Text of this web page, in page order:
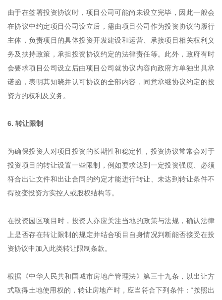
由于在签署投资协议时，项目公司可能尚未设立完毕，因此一般会
在协议中约定项目公司设立后，需由项目公司作为投资协议的履行
主体，负责项目的具体投资开发建设和运营、承接项目相关权利义
务及扶持政策，承担投资协议约定的法律责任等。此外，政府有时
会要求项目公司设立后由项目公司就协议内容向政府方单独出具承
诺函，表明其知晓并认可协议的全部内容，同意承继协议约定的投
资方的权利及义务。
6. 转让限制
为确保投资人对项目投资的长期性和稳定性，投资协议常常会对于
投资项目的转让设置一些限制，例如要求达到一定投资强度、必须
符合出让文件和出让合同的约定才能进行转让、未达到转让条件不
得改变投资方实控人或股权结构等。
在投资园区项目时，投资人亦应关注当地的政策与法规，确认法律
上是否存在转让限制的规定并结合项目自身情况判断能否接受在投
资协议中加入此类转让限制条款。
根据《中华人民共和国城市房地产管理法》第三十九条，以出让方
式取得土地使用权的，转让房地产时，应当符合下列条件：“按照出